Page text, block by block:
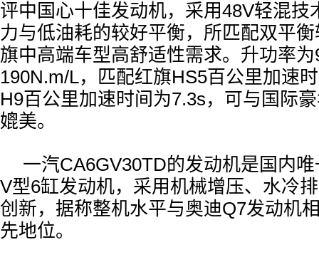
评中国心十佳发动机，采用48V轻混技
力与低油耗的较好平衡，所匹配双平
旗中高端车型高舒适性需求。升功率
190N.m/L，匹配红旗HS5百公里加速
H9百公里加速时间为7.3s，可与国际
媲美。
一汽CA6GV30TD的发动机是国内
V型6缸发动机，采用机械增压、水冷
创新，据称整机水平与奥迪Q7发动机
先地位。